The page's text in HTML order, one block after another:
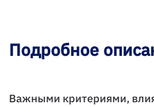
Подробное
Важными критериями,